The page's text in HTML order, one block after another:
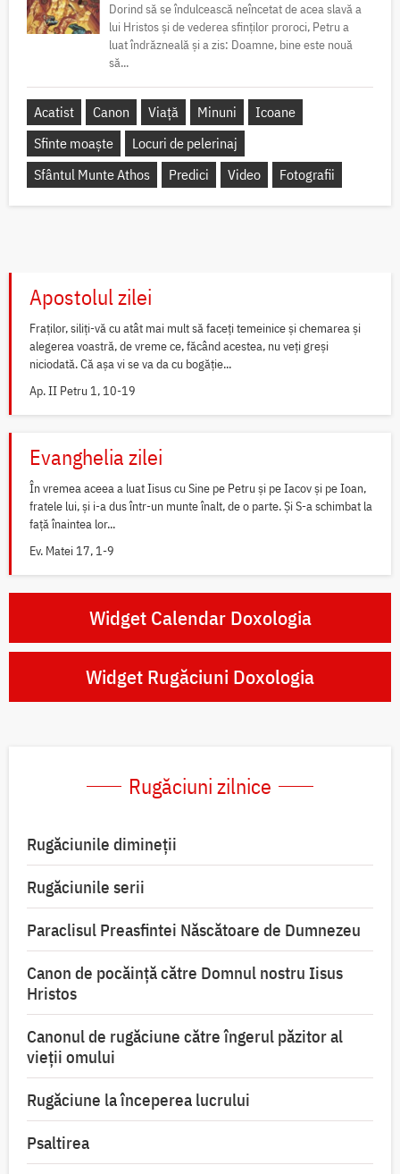
Dorind să se îndulcească neîncetat de acea slavă a
lui Hristos și de vederea sfinților proroci, Petru a
luat îndrăzneală și a zis: Doamne, bine este nouă
să...
Acatist Canon Viață Minuni
Icoane
Sfinte moaște
Locuri de pelerinaj
Sfântul Munte Athos
Predici Video Fotografii
Apostolul zilei
Fraților, siliți-vă cu atât mai mult să faceți temeinice și chemarea și
alegerea voastră, de vreme ce, făcând acestea, nu veți greși
niciodată. Că așa vi se va da cu bogăție...
Ap. II Petru 1, 10-19
Evanghelia zilei
În vremea aceea a luat Iisus cu Sine pe Petru și pe Iacov și pe Ioan,
fratele lui, și i-a dus într-un munte înalt, de o parte. Și S-a schimbat la
față înaintea lor...
Ev. Matei 17, 1-9
Widget Calendar Doxologia
Widget Rugăciuni Doxologia
Rugăciuni zilnice
Rugăciunile dimineții
Rugăciunile serii
Paraclisul Preasfintei Născătoare de Dumnezeu
Canon de pocăință către Domnul nostru Iisus
Hristos
Canonul de rugăciune către îngerul păzitor al
vieții omului
Rugăciune la începerea lucrului
Psaltirea